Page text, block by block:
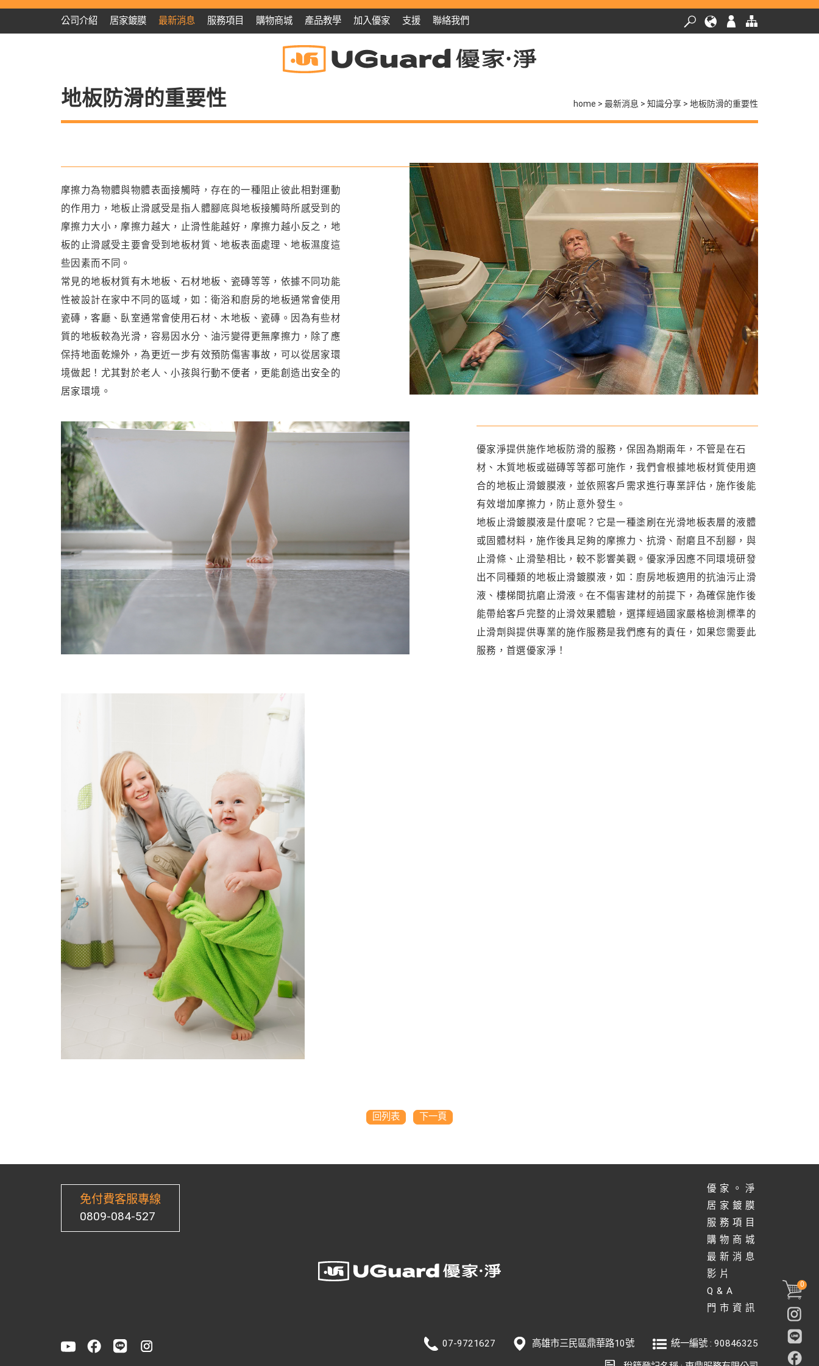
公司介紹 居家鍍膜 最新消息 服務項目 購物商城 產品教學 加入優家 支援 聯絡我們
地板防滑的重要性 home 最新消息 知識分享 地板防滑的重要性
摩擦力為物體與物體表面接觸時，存在的一種阻止彼此相對運動
的作用力，地板止滑感受是指人體腳底與地板接觸時所感受到的
摩擦力大小，摩擦力越大，止滑性能越好，摩擦力越小反之，地
板的止滑感受主要會受到地板材質、地板表面處理、地板濕度這
些因素而不同。
常見的地板材質有木地板、石材地板、瓷磚等等，依據不同功能
性被設計在家中不同的區域，如：衛浴和廚房的地板通常會使用
瓷磚，客廳、臥室通常會使用石材、木地板、瓷磚。因為有些材
質的地板較為光滑，容易因水分、油污變得更無摩擦力，除了應
保持地面乾燥外，為更近一步有效預防傷害事故，可以從居家環
境做起！尤其對於老人、小孩與行動不便者，更能創造出安全的
居家環境。
優家淨提供施作地板防滑的服務，保固為期兩年，不管是在石
材、木質地板或磁磚等等都可施作，我們會根據地板材質使用適
合的地板止滑鍍膜液，並依照客戶需求進行專業評估，施作後能
有效增加摩擦力，防止意外發生。
地板止滑鍍膜液是什麼呢？它是一種塗刷在光滑地板表層的液體
或固體材料，施作後具足夠的摩擦力、抗滑、耐磨且不刮腳，與
止滑條、止滑墊相比，較不影響美觀。優家淨因應不同環境研發
出不同種類的地板止滑鍍膜液，如：廚房地板適用的抗油污止滑
液、樓梯間抗磨止滑液。在不傷害建材的前提下，為確保施作後
能帶給客戶完整的止滑效果體驗，選擇經過國家嚴格檢測標準的
止滑劑與提供專業的施作服務是我們應有的責任，如果您需要此
服務，首選優家淨！
回列表 下一頁
免付費客服專線
0809-084-527
優家。淨
居家鍍膜
服務項目
購物商城
最新消息
影片
Q&A
門市資訊
07-9721627 高雄市三民區鼎華路10號 統一編號 : 90846325
0